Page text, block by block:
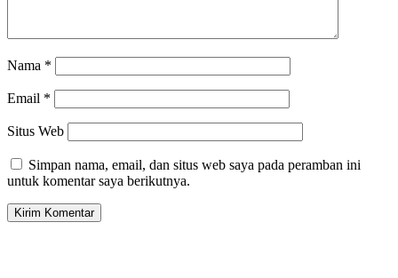
Nama *
Email *
Situs Web
Simpan nama, email, dan situs web saya pada peramban ini
untuk komentar saya berikutnya.